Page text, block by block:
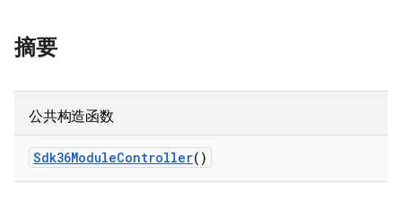
摘要
公共构造函数
Sdk36ModuleController()